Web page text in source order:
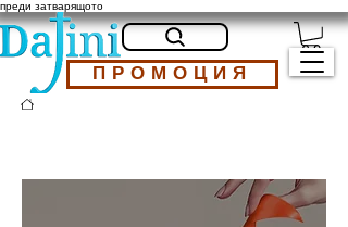
преди затварящото
ПРОМОЦИЯ